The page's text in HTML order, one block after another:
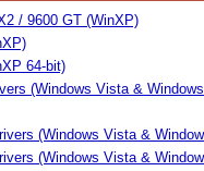
/ 9600 GT (WinXP)
64-bit)
(Windows Vista &
(Windows Vista &
(Windows Vista &